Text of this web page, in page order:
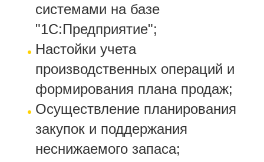
системами на базе
"1С:Предприятие";
Настойки учета
производственных операций и
формирования плана продаж;
Осуществление планирования
закупок и поддержания
неснижаемого запаса;